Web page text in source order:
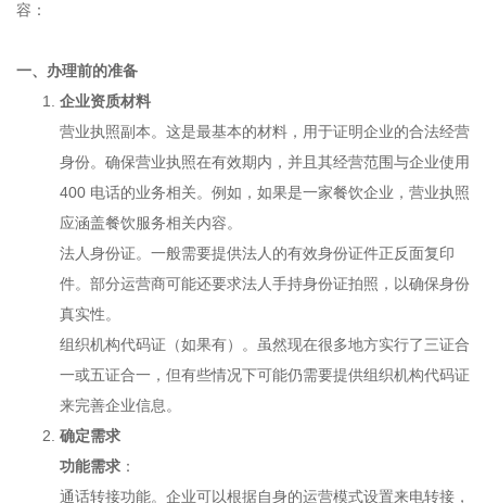
容：
一、办理前的准备
企业资质材料
营业执照副本。这是最基本的材料，用于证明企业的合法经营
身份。确保营业执照在有效期内，并且其经营范围与企业使用
400 电话的业务相关。例如，如果是一家餐饮企业，营业执照
应涵盖餐饮服务相关内容。
法人身份证。一般需要提供法人的有效身份证件正反面复印
件。部分运营商可能还要求法人手持身份证拍照，以确保身份
真实性。
组织机构代码证（如果有）。虽然现在很多地方实行了三证合
一或五证合一，但有些情况下可能仍需要提供组织机构代码证
来完善企业信息。
确定需求
功能需求 ：
通话转接功能。企业可以根据自身的运营模式设置来电转接，